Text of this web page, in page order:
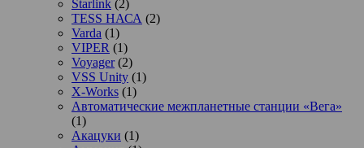
Starlink (2)
TESS НАСА (2)
Varda (1)
VIPER (1)
Voyager(2)
VSS Unity (1)
X-Works (1)
Автоматические межпланетные станции «Вега»
(1)
Акацуки (1)